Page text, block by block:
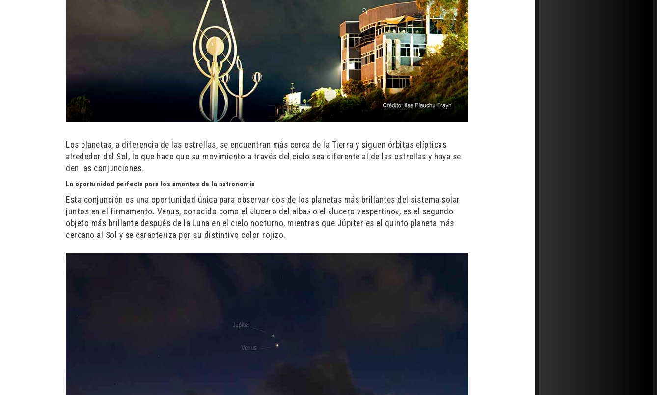
Los planetas, a diferencia de las estrellas, se encuentran más cerca de la Tierra y siguen órbitas elípticas
alrededor del Sol, lo que hace que su movimiento a través del cielo sea diferente al de las estrellas y haya se
den las conjunciones.
La oportunidad perfecta para los amantes de la astronomía
Esta conjunción es una oportunidad única para observar dos de los planetas más brillantes del sistema solar
juntos en el firmamento. Venus, conocido como el «lucero del alba» o el «lucero vespertino», es el segundo
objeto más brillante después de la Luna en el cielo nocturno, mientras que Júpiter es el quinto planeta más
cercano al Sol y se caracteriza por su distintivo color rojizo.